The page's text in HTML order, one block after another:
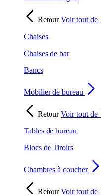
RetourVoir tout de
Chaises
Chaises de bar
Bancs
Mobilier de bureau
RetourVoir tout de
Tables de bureau
Blocs de Tiroirs
Chambres à coucher
RetourVoir tout de